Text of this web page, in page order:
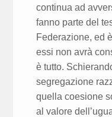
continua ad
fanno parte del
Federazione, ed
essi non avrà
è tutto.
segregazione
quella coesione
al valore